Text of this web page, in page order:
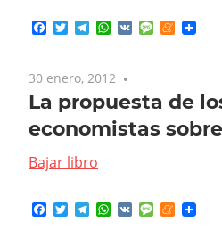
Facebook
TwitterTelegram
WhatsApp
VK Message
30 enero, 2012
La propuesta de
economistas
Bajar libro
Facebook
TwitterTelegram
WhatsApp
VK Message